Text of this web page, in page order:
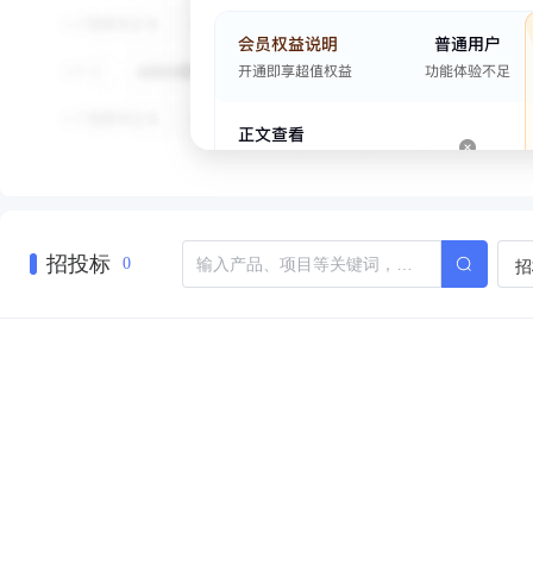
招投标 0